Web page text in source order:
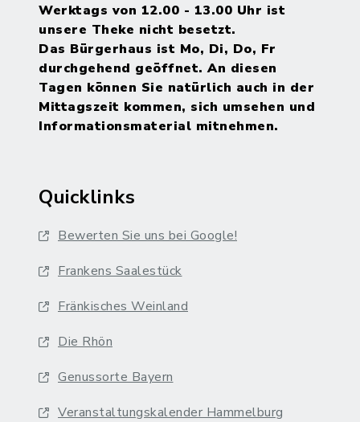
Werktags von 12.00 - 13.00 Uhr ist
unsere Theke nicht besetzt.
Das Bürgerhaus ist Mo, Di, Do, Fr
durchgehend geöffnet. An diesen
Tagen können Sie natürlich auch in der
Mittagszeit kommen, sich umsehen und
Informationsmaterial mitnehmen.
Quicklinks
Bewerten Sie uns bei Google!
Frankens Saalestück
Fränkisches Weinland
Die Rhön
Genussorte Bayern
Veranstaltungskalender Hammelburg